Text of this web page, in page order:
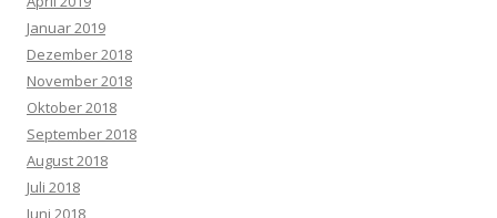
Januar 2019
Dezember 2018
November 2018
Oktober 2018
September 2018
August 2018
Juli 2018
Juni 2018